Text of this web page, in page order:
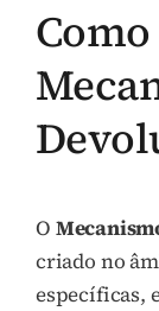
O
criado no
específicas,